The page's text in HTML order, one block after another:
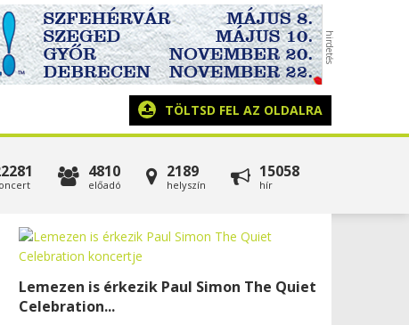
TÖLTSD FEL AZ OLDALRA
4810
előadó
2189
helyszín
15058
hír
Lemezen is érkezik Paul Simon The Quiet
Celebration...